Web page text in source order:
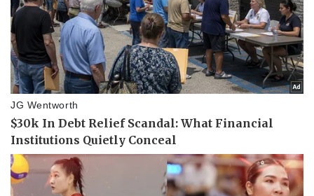
Pháp luật
Quân sự - Quốc phòng